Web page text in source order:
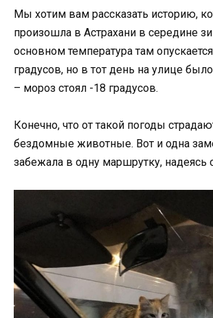
Мы хотим вам рассказать историю,
произошла в Астрахани в середине
основном температура там
градусов, но в тот день на улице
– мороз стоял -18 градусов.
Конечно, что от такой погоды
бездомные животные. Вот и одна
забежала в одну маршрутку, надеясь